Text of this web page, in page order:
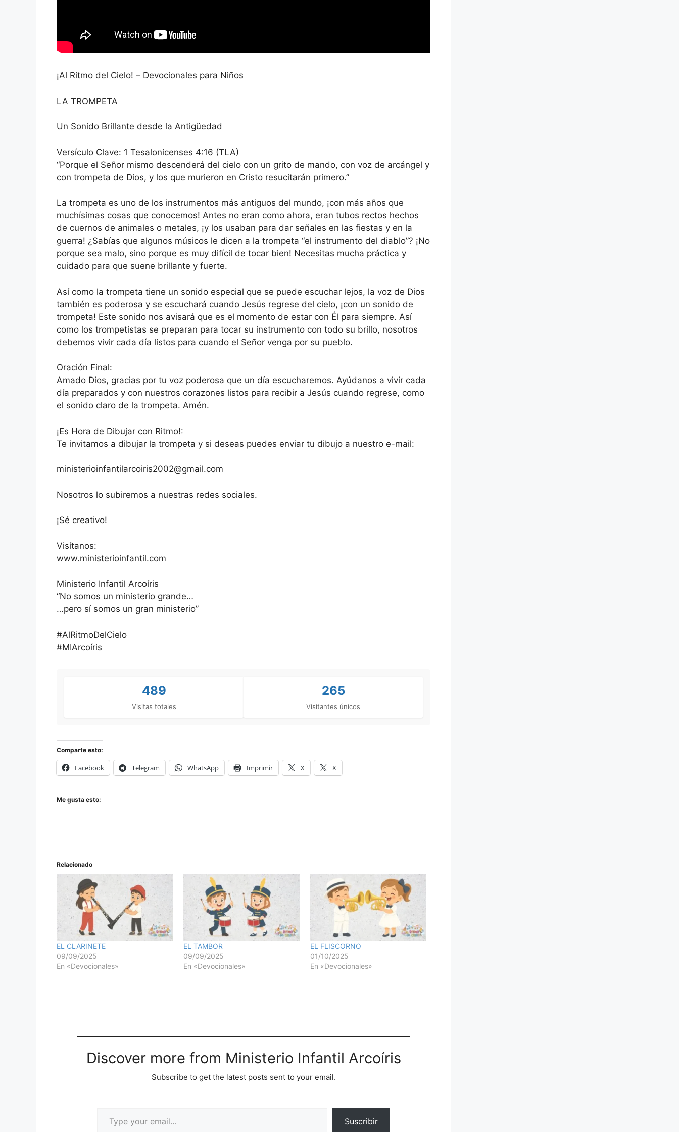
¡Al Ritmo del Cielo! – Devocionales para Niños
LA TROMPETA
Un Sonido Brillante desde la Antigüedad
Versículo Clave: 1 Tesalonicenses 4:16 (TLA)
“Porque el Señor mismo descenderá del cielo con un grito de mando, con voz de arcángel y
con trompeta de Dios, y los que murieron en Cristo resucitarán primero.”
La trompeta es uno de los instrumentos más antiguos del mundo, ¡con más años que
muchísimas cosas que conocemos! Antes no eran como ahora, eran tubos rectos hechos
de cuernos de animales o metales, ¡y los usaban para dar señales en las fiestas y en la
guerra! ¿Sabías que algunos músicos le dicen a la trompeta “el instrumento del diablo”? ¡No
porque sea malo, sino porque es muy difícil de tocar bien! Necesitas mucha práctica y
cuidado para que suene brillante y fuerte.
Así como la trompeta tiene un sonido especial que se puede escuchar lejos, la voz de Dios
también es poderosa y se escuchará cuando Jesús regrese del cielo, ¡con un sonido de
trompeta! Este sonido nos avisará que es el momento de estar con Él para siempre. Así
como los trompetistas se preparan para tocar su instrumento con todo su brillo, nosotros
debemos vivir cada día listos para cuando el Señor venga por su pueblo.
Oración Final:
Amado Dios, gracias por tu voz poderosa que un día escucharemos. Ayúdanos a vivir cada
día preparados y con nuestros corazones listos para recibir a Jesús cuando regrese, como
el sonido claro de la trompeta. Amén.
¡Es Hora de Dibujar con Ritmo!:
Te invitamos a dibujar la trompeta y si deseas puedes enviar tu dibujo a nuestro e-mail:
ministerioinfantilarcoiris2002@gmail.com
Nosotros lo subiremos a nuestras redes sociales.
¡Sé creativo!
Visítanos:
www.ministerioinfantil.com
Ministerio Infantil Arcoíris
“No somos un ministerio grande…
…pero sí somos un gran ministerio”
#AlRitmoDelCielo
#MIArcoíris
489
Visitas totales
265
Visitantes únicos
Comparte esto:
Facebook Telegram WhatsApp Imprimir X X
Me gusta esto:
Relacionado
EL CLARINETE
09/09/2025
En «Devocionales»
EL TAMBOR
09/09/2025
En «Devocionales»
EL FLISCORNO
01/10/2025
En «Devocionales»
Discover more from Ministerio Infantil Arcoíris
Subscribe to get the latest posts sent to your email.
Suscribir